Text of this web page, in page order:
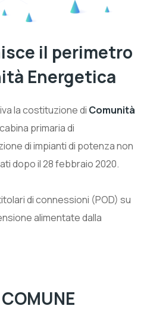
il perimetro
Energetica
la costituzione di Comunità
primaria di
di impianti di potenza non
dopo il 28 febbraio 2020.
di connessioni (POD) su
alimentate dalla